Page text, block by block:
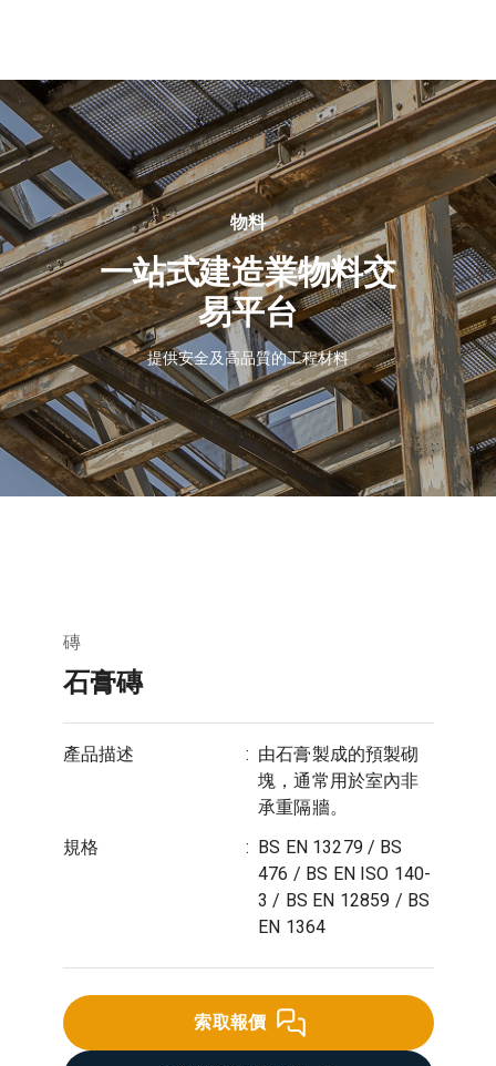
們
物料
一站式建造業物料交
易平台
提供安全及高品質的工程材料
磚
石膏磚
產品描述 : 由石膏製成的預製砌
塊，通常用於室內非
承重隔牆。
規格
: BS EN 13279 / BS
476 / BS EN ISO 140-
3 / BS EN 12859 / BS
EN 1364
索取報價